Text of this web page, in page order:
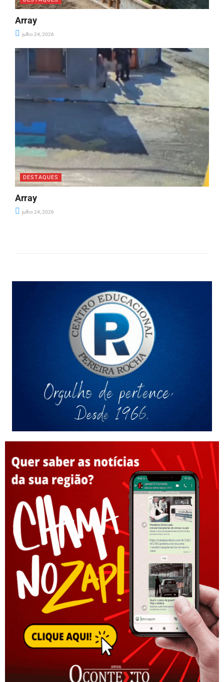
Array
julho 24, 2026
DESTAQUES
Array
julho 24, 2026